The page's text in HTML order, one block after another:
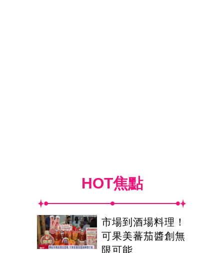
HOT焦點
市場到酒場料理！
可果美蕃茄醬創無
限可能